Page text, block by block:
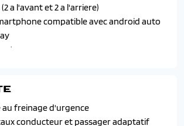
bi-zone
avec repose main coulissant
a led
mains libres
personnalisable
d'energie
et passager avant avec un miroir
a l'avant et 2 a l'arriere)
compatible avec android auto
cartographie europe
au freinage d'urgence
conducteur et passager adaptatif